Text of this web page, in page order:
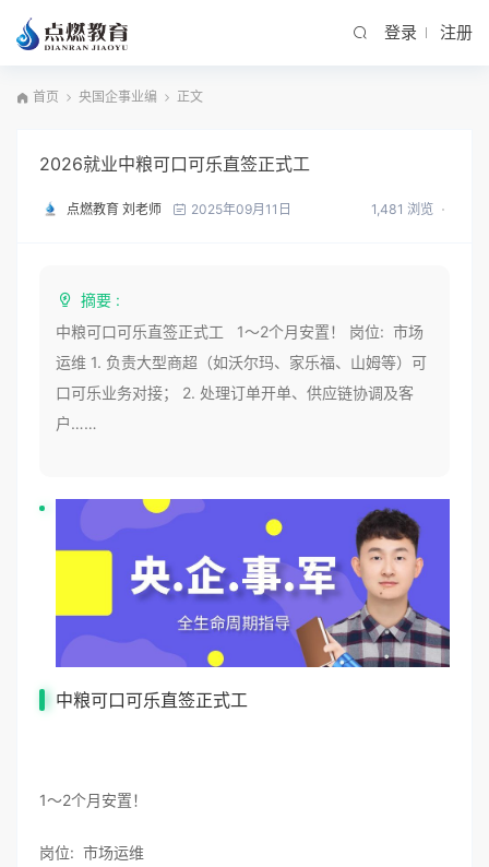
登录 注册
首页 央国企事业编 正文
2026就业中粮可口可乐直签正式工
点燃教育 刘老师 2025年09月11日 1,481 浏览
摘要 :
中粮可口可乐直签正式工 1～2个月安置！ 岗位: 市场
运维 1. 负责大型商超（如沃尔玛、家乐福、山姆等）可
口可乐业务对接； 2. 处理订单开单、供应链协调及客
户……
中粮可口可乐直签正式工
1～2个月安置！
岗位: 市场运维